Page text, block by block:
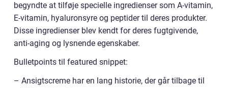
begyndte at tilføje specielle ingredienser som A-vitamin,
E-vitamin, hyaluronsyre og peptider til deres produkter.
Disse ingredienser blev kendt for deres fugtgivende,
anti-aging og lysnende egenskaber.
Bulletpoints til featured snippet:
– Ansigtscreme har en lang historie, der går tilbage til